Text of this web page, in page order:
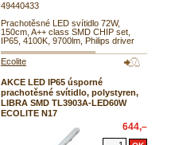
49440433
Prachotěsné LED svítidlo 72W,
150cm, A++ class SMD CHIP set,
IP65, 4100K, 9700lm, Philips driver
Ecolite
AKCE LED IP65 úsporné
prachotěsné svítidlo, polystyren,
LIBRA SMD TL3903A-LED60W
ECOLITE N17
644,–